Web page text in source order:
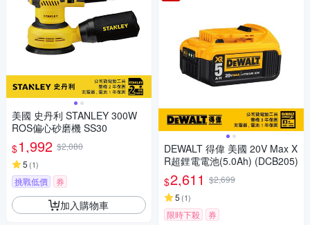
美國 史丹利 STANLEY 300W
ROS偏心砂磨機 SS30
$1,992 $2,080
5 (1)
挑戰低價 券
加入購物車
DEWALT 得偉 美國 20V Max X
R超鋰電電池(5.0Ah) (DCB205)
$2,611 $2,699
5 (1)
限時下殺 券